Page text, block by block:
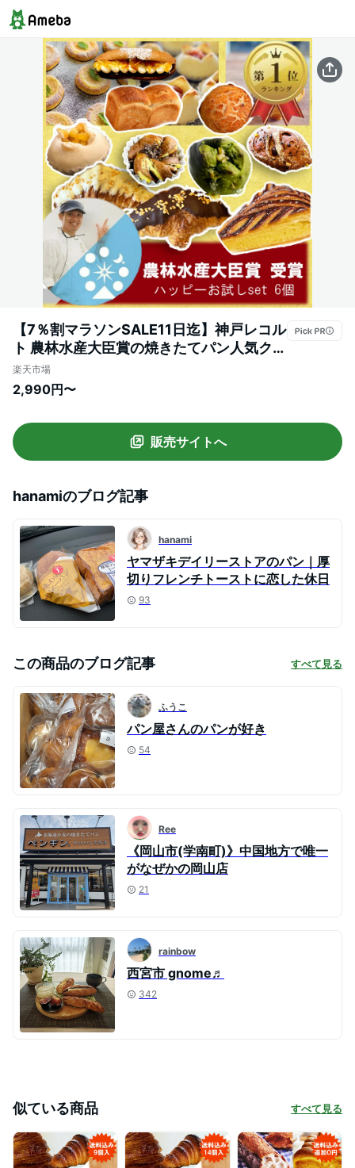
【7％割マラソンSALE11日迄】神戸レコル
ト 農林水産大臣賞の焼きたてパン人気クロ
ワッサンを冷凍パンでお届け 無添加パン6
個 パン詰め合わせ パン贈り物 クロワッサ
国産小麦 プレゼント happyset
楽天市場
2,990円〜
販売サイトへ
hanamiのブログ記事
hanami
ヤマザキデイリーストアのパン｜厚
切りフレンチトーストに恋した休日
93
この商品のブログ記事 すべて見る
ふうこ
パン屋さんのパンが好き
54
Ree
《岡山市(学南町)》中国地方で唯一
がなぜかの岡山店
21
rainbow
西宮市 gnome♬
342
似ている商品 すべて見る